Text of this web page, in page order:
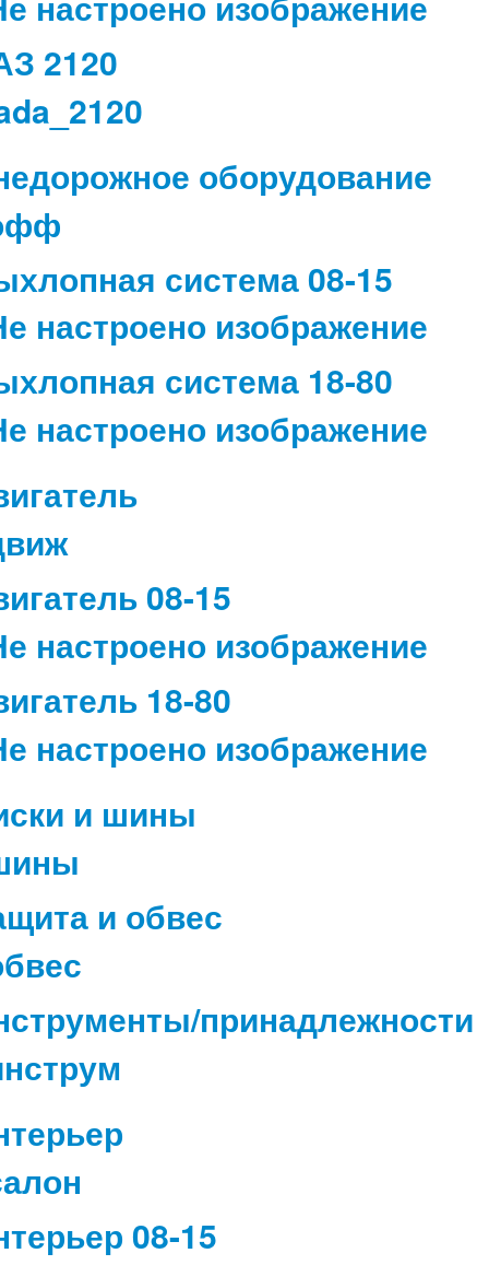
2120
оборудование
система 08-15
система 18-80
08-15
18-80
и шины
и обвес
принадлежности
08-15